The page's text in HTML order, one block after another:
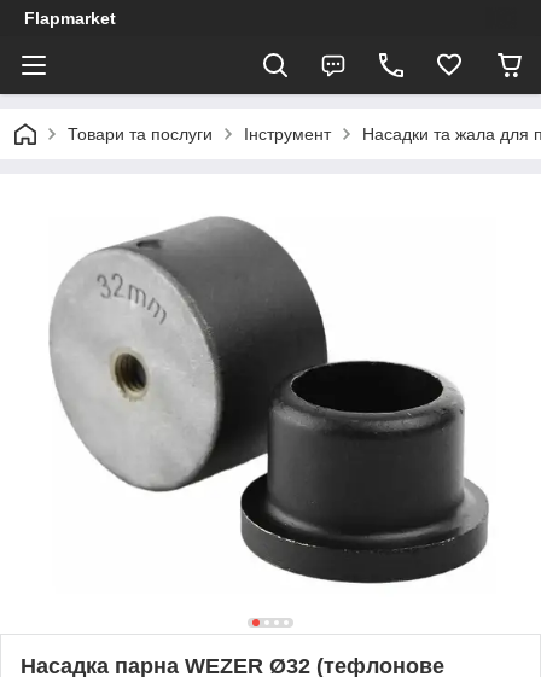
Flapmarket
Товари та послуги Інструмент Насадки та жала для
Насадка парна WEZER Ø32 (тефлонове